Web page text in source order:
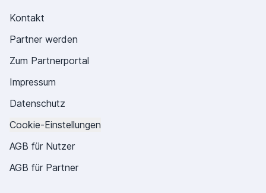
Kontakt
Partner werden
Zum Partnerportal
Impressum
Datenschutz
Cookie-Einstellungen
AGB für Nutzer
AGB für Partner